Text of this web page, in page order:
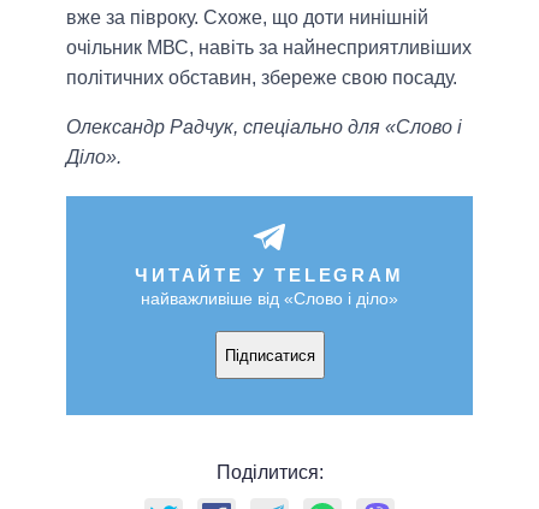
вже за півроку. Схоже, що доти нинішній
очільник МВС, навіть за найнесприятливіших
політичних обставин, збереже свою посаду.
Олександр Радчук, спеціально для «Слово і
Діло».
ЧИТАЙТЕ У TELEGRAM
найважливіше від «Слово і діло»
Підписатися
Поділитися: